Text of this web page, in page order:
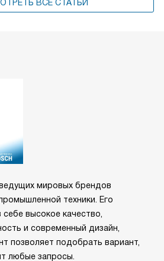
ВСЕ СТАТЬИ
мировых брендов
техники. Его
высокое качество,
и современный дизайн,
позволяет подобрать вариант,
любые запросы.